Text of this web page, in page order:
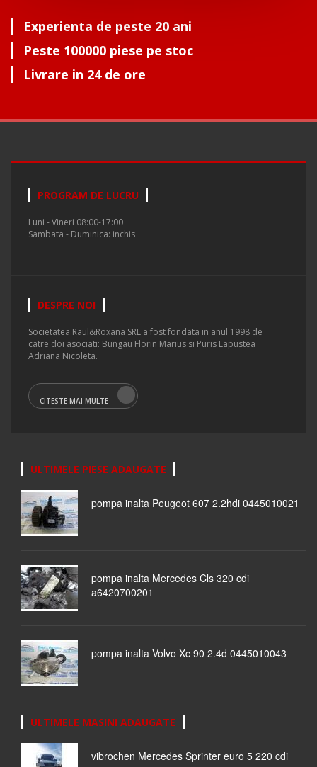
Experienta de peste 20 ani
Peste 100000 piese pe stoc
Livrare in 24 de ore
PROGRAM DE LUCRU
Luni - Vineri 08:00-17:00
Sambata - Duminica: inchis
DESPRE NOI
Societatea Raul&Roxana SRL a fost fondata in anul 1998 de
catre doi asociati: Bungau Florin Marius si Puris Lapustea
Adriana Nicoleta.
CITESTE MAI MULTE
ULTIMELE PIESE ADAUGATE
pompa inalta Peugeot 607 2.2hdi 0445010021
pompa inalta Mercedes Cls 320 cdi
a6420700201
pompa inalta Volvo Xc 90 2.4d 0445010043
ULTIMELE MASINI ADAUGATE
vibrochen Mercedes Sprinter euro 5 220 cdi